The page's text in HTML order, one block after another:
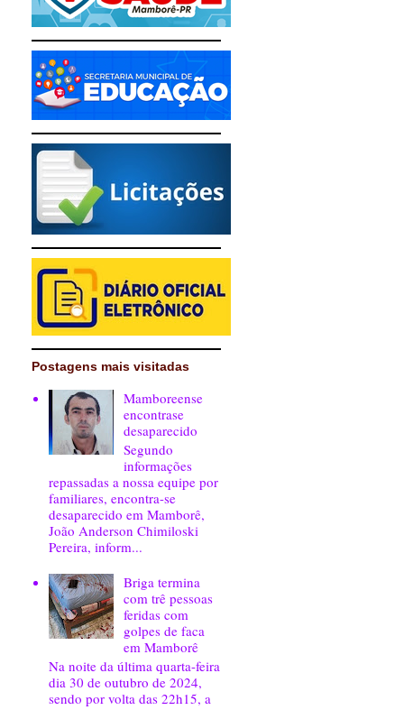
Postagens mais visitadas
Mamboreense
encontrase
desaparecido
Segundo
informações
repassadas a nossa equipe por
familiares, encontra-se
desaparecido em Mamborê,
João Anderson Chimiloski
Pereira, inform...
Briga termina
com trê pessoas
feridas com
golpes de faca
em Mamborê
Na noite da última quarta-feira
dia 30 de outubro de 2024,
sendo por volta das 22h15, a